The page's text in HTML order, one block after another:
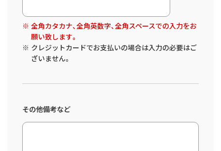
全角カタカナ、全角英数字、全角スペースでの入力をお
願い致します。
クレジットカードでお支払いの場合は入力の必要はご
ざいません。
その他備考など